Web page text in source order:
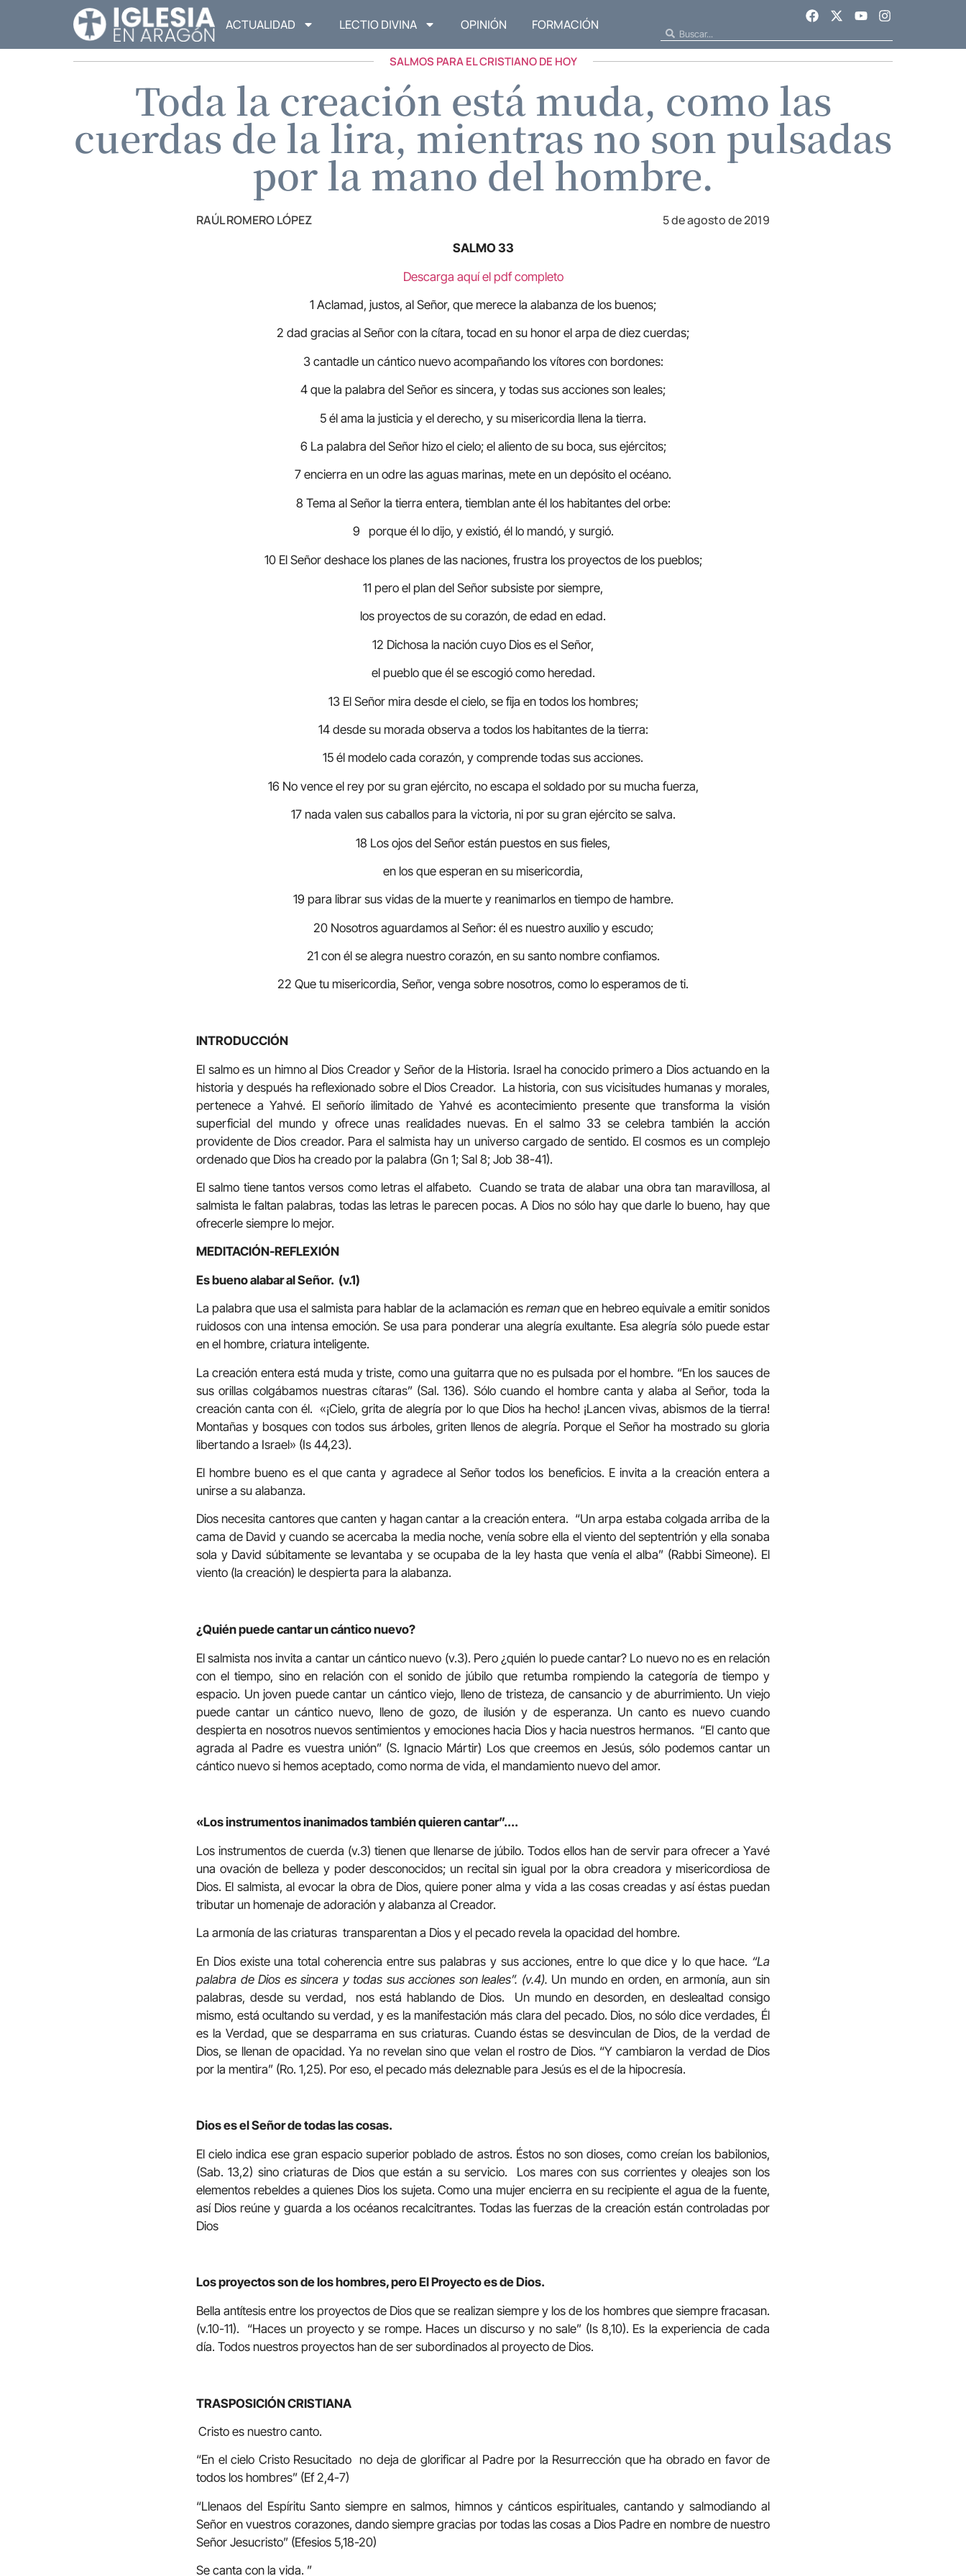
ACTUALIDAD LECTIO DIVINA OPINIÓN FORMACIÓN
SALMOS PARA EL CRISTIANO DE HOY
Toda la creación está muda, como las
cuerdas de la lira, mientras no son pulsadas
por la mano del hombre.
RAÚL ROMERO LÓPEZ 5 de agosto de 2019
SALMO 33
Descarga aquí el pdf completo
1 Aclamad, justos, al Señor, que merece la alabanza de los buenos;
2 dad gracias al Señor con la cítara, tocad en su honor el arpa de diez cuerdas;
3 cantadle un cántico nuevo acompañando los vítores con bordones:
4 que la palabra del Señor es sincera, y todas sus acciones son leales;
5 él ama la justicia y el derecho, y su misericordia llena la tierra.
6 La palabra del Señor hizo el cielo; el aliento de su boca, sus ejércitos;
7 encierra en un odre las aguas marinas, mete en un depósito el océano.
8 Tema al Señor la tierra entera, tiemblan ante él los habitantes del orbe:
9 porque él lo dijo, y existió, él lo mandó, y surgió.
10 El Señor deshace los planes de las naciones, frustra los proyectos de los pueblos;
11 pero el plan del Señor subsiste por siempre,
los proyectos de su corazón, de edad en edad.
12 Dichosa la nación cuyo Dios es el Señor,
el pueblo que él se escogió como heredad.
13 El Señor mira desde el cielo, se fija en todos los hombres;
14 desde su morada observa a todos los habitantes de la tierra:
15 él modelo cada corazón, y comprende todas sus acciones.
16 No vence el rey por su gran ejército, no escapa el soldado por su mucha fuerza,
17 nada valen sus caballos para la victoria, ni por su gran ejército se salva.
18 Los ojos del Señor están puestos en sus fieles,
en los que esperan en su misericordia,
19 para librar sus vidas de la muerte y reanimarlos en tiempo de hambre.
20 Nosotros aguardamos al Señor: él es nuestro auxilio y escudo;
21 con él se alegra nuestro corazón, en su santo nombre confiamos.
22 Que tu misericordia, Señor, venga sobre nosotros, como lo esperamos de ti.
INTRODUCCIÓN
El salmo es un himno al Dios Creador y Señor de la Historia. Israel ha conocido primero a Dios actuando en la
historia y después ha reflexionado sobre el Dios Creador. La historia, con sus vicisitudes humanas y morales,
pertenece a Yahvé. El señorío ilimitado de Yahvé es acontecimiento presente que transforma la visión
superficial del mundo y ofrece unas realidades nuevas. En el salmo 33 se celebra también la acción
providente de Dios creador. Para el salmista hay un universo cargado de sentido. El cosmos es un complejo
ordenado que Dios ha creado por la palabra (Gn 1; Sal 8; Job 38-41).
El salmo tiene tantos versos como letras el alfabeto. Cuando se trata de alabar una obra tan maravillosa, al
salmista le faltan palabras, todas las letras le parecen pocas. A Dios no sólo hay que darle lo bueno, hay que
ofrecerle siempre lo mejor.
MEDITACIÓN-REFLEXIÓN
Es bueno alabar al Señor. (v.1)
La palabra que usa el salmista para hablar de la aclamación es remanque en hebreo equivale a emitir sonidos
ruidosos con una intensa emoción. Se usa para ponderar una alegría exultante. Esa alegría sólo puede estar
en el hombre, criatura inteligente.
La creación entera está muda y triste, como una guitarra que no es pulsada por el hombre. “En los sauces de
sus orillas colgábamos nuestras cítaras” (Sal. 136). Sólo cuando el hombre canta y alaba al Señor, toda la
creación canta con él. «¡Cielo, grita de alegría por lo que Dios ha hecho! ¡Lancen vivas, abismos de la tierra!
Montañas y bosques con todos sus árboles, griten llenos de alegría. Porque el Señor ha mostrado su gloria
libertando a Israel» (Is 44,23).
El hombre bueno es el que canta y agradece al Señor todos los beneficios. E invita a la creación entera a
unirse a su alabanza.
Dios necesita cantores que canten y hagan cantar a la creación entera. “Un arpa estaba colgada arriba de la
cama de David y cuando se acercaba la media noche, venía sobre ella el viento del septentrión y ella sonaba
sola y David súbitamente se levantaba y se ocupaba de la ley hasta que venía el alba” (Rabbi Simeone). El
viento (la creación) le despierta para la alabanza.
¿Quién puede cantar un cántico nuevo?
El salmista nos invita a cantar un cántico nuevo (v.3). Pero ¿quién lo puede cantar? Lo nuevo no es en relación
con el tiempo, sino en relación con el sonido de júbilo que retumba rompiendo la categoría de tiempo y
espacio. Un joven puede cantar un cántico viejo, lleno de tristeza, de cansancio y de aburrimiento. Un viejo
puede cantar un cántico nuevo, lleno de gozo, de ilusión y de esperanza. Un canto es nuevo cuando
despierta en nosotros nuevos sentimientos y emociones hacia Dios y hacia nuestros hermanos. “El canto que
agrada al Padre es vuestra unión” (S. Ignacio Mártir) Los que creemos en Jesús, sólo podemos cantar un
cántico nuevo si hemos aceptado, como norma de vida, el mandamiento nuevo del amor.
«Los instrumentos inanimados también quieren cantar”....
Los instrumentos de cuerda (v.3) tienen que llenarse de júbilo. Todos ellos han de servir para ofrecer a Yavé
una ovación de belleza y poder desconocidos; un recital sin igual por la obra creadora y misericordiosa de
Dios. El salmista, al evocar la obra de Dios, quiere poner alma y vida a las cosas creadas y así éstas puedan
tributar un homenaje de adoración y alabanza al Creador.
La armonía de las criaturas transparentan a Dios y el pecado revela la opacidad del hombre.
En Dios existe una total coherencia entre sus palabras y sus acciones, entre lo que dice y lo que hace. “La
palabra de Dios es sincera y todas sus acciones son leales”. (v.4). Un mundo en orden, en armonía, aun sin
palabras, desde su verdad, nos está hablando de Dios. Un mundo en desorden, en deslealtad consigo
mismo, está ocultando su verdad, y es la manifestación más clara del pecado. Dios, no sólo dice verdades, Él
es la Verdad, que se desparrama en sus criaturas. Cuando éstas se desvinculan de Dios, de la verdad de
Dios, se llenan de opacidad. Ya no revelan sino que velan el rostro de Dios. “Y cambiaron la verdad de Dios
por la mentira” (Ro. 1,25). Por eso, el pecado más deleznable para Jesús es el de la hipocresía.
Dios es el Señor de todas las cosas.
El cielo indica ese gran espacio superior poblado de astros. Éstos no son dioses, como creían los babilonios,
(Sab. 13,2) sino criaturas de Dios que están a su servicio. Los mares con sus corrientes y oleajes son los
elementos rebeldes a quienes Dios los sujeta. Como una mujer encierra en su recipiente el agua de la fuente,
así Dios reúne y guarda a los océanos recalcitrantes. Todas las fuerzas de la creación están controladas por
Dios
Los proyectos son de los hombres, pero El Proyecto es de Dios.
Bella antítesis entre los proyectos de Dios que se realizan siempre y los de los hombres que siempre fracasan.
(v.10-11). “Haces un proyecto y se rompe. Haces un discurso y no sale” (Is 8,10). Es la experiencia de cada
día. Todos nuestros proyectos han de ser subordinados al proyecto de Dios.
TRASPOSICIÓN CRISTIANA
Cristo es nuestro canto.
“En el cielo Cristo Resucitado no deja de glorificar al Padre por la Resurrección que ha obrado en favor de
todos los hombres” (Ef 2,4-7)
“Llenaos del Espíritu Santo siempre en salmos, himnos y cánticos espirituales, cantando y salmodiando al
Señor en vuestros corazones, dando siempre gracias por todas las cosas a Dios Padre en nombre de nuestro
Señor Jesucristo” (Efesios 5,18-20)
Se canta con la vida. ”